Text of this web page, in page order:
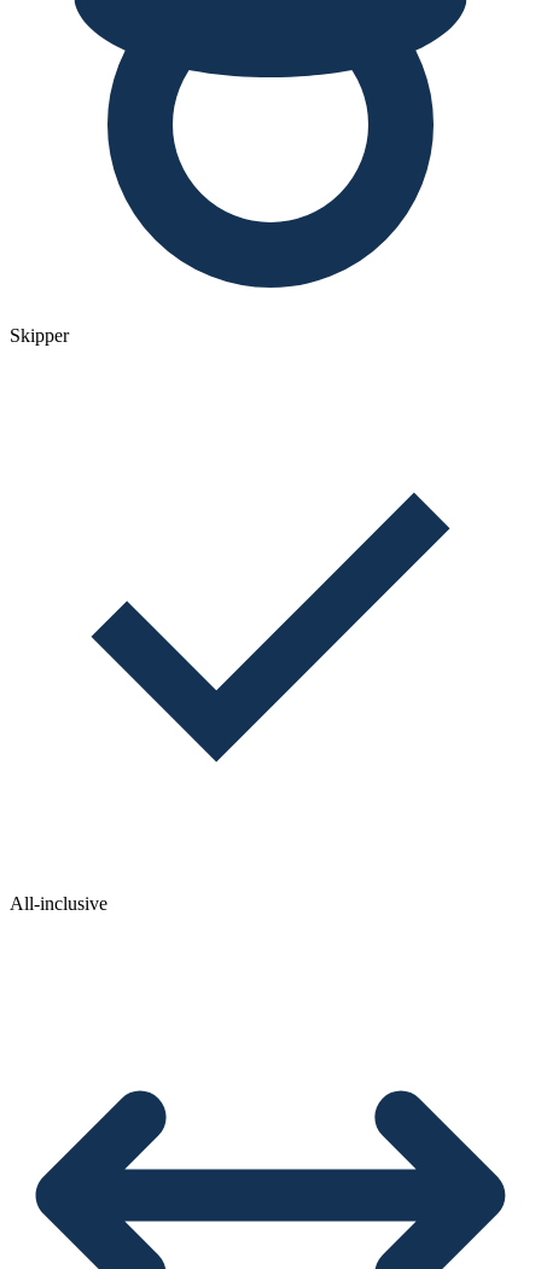
Skipper
All-inclusive